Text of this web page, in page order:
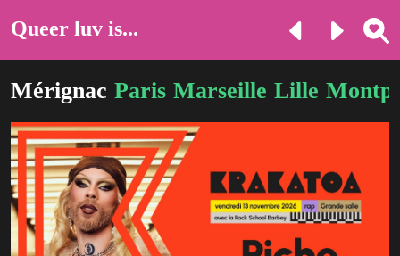
Queer luv is...
Mérignac Paris Marseille Lille